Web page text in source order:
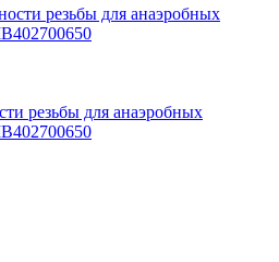
резьбы для анаэробных